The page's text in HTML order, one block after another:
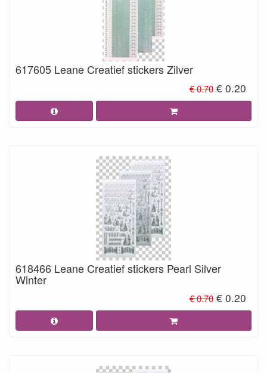
617605 Leane Creatief stickers Zilver
€ 0.70 € 0.20
618466 Leane Creatief stickers Pearl Silver
Winter
€ 0.70 € 0.20